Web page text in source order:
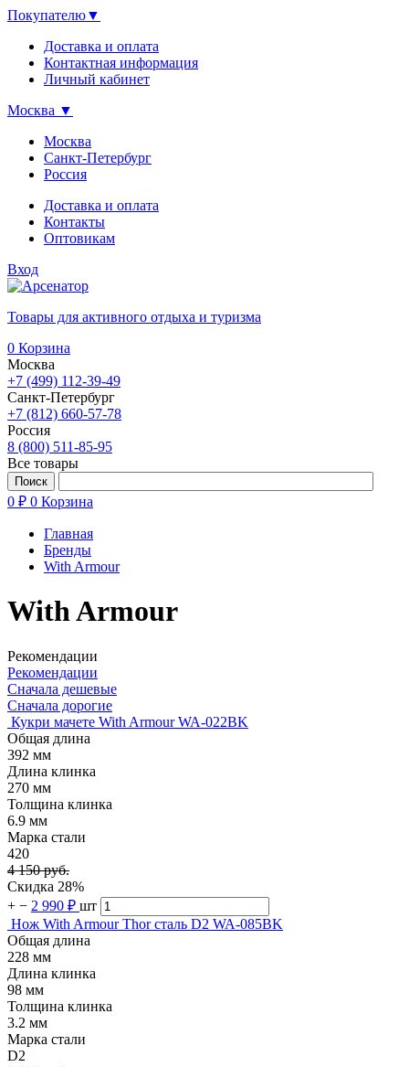
Покупателю▼
Доставка и оплата
Контактная информация
Личный кабинет
Москва ▼
Москва
Санкт-Петербург
Россия
Доставка и оплата
Контакты
Оптовикам
Вход
Товары для активного отдыха и туризма
0 Корзина
Москва
+7 (499) 112-39-49
Санкт-Петербург
+7 (812) 660-57-78
Россия
8 (800) 511-85-95
Все товары
0 ₽ 0 Корзина
Главная
Бренды
With Armour
With Armour
Рекомендации
Рекомендации
Сначала дешевые
Сначала дорогие
Кукри мачете With Armour WA-022BK
Общая длина
392 мм
Длина клинка
270 мм
Толщина клинка
6.9 мм
Марка стали
420
4 150 руб.
Скидка 28%
+ − 2 990 ₽ шт
Нож With Armour Thor сталь D2 WA-085BK
Общая длина
228 мм
Длина клинка
98 мм
Толщина клинка
3.2 мм
Марка стали
D2